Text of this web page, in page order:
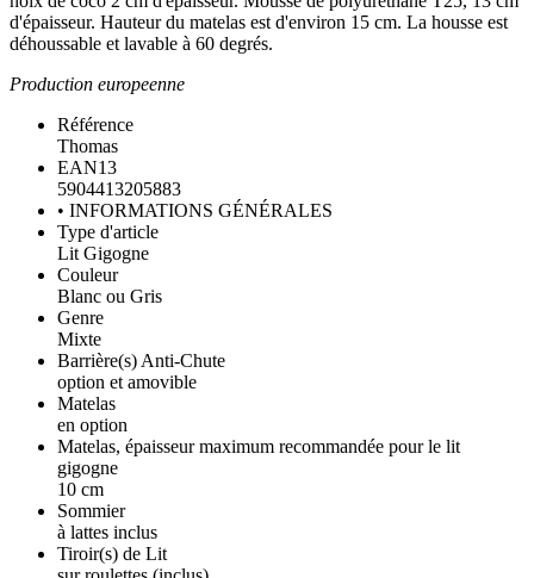
d'épaisseur. Hauteur du matelas est d'environ 15 cm. La housse est
déhoussable et lavable à 60 degrés.
Production europeenne
Référence
Thomas
EAN13
5904413205883
• INFORMATIONS GÉNÉRALES
Type d'article
Lit Gigogne
Couleur
Blanc ou Gris
Genre
Mixte
Barrière(s) Anti-Chute
option et amovible
Matelas
en option
Matelas, épaisseur maximum recommandée pour le lit
gigogne
10 cm
Sommier
à lattes inclus
Tiroir(s) de Lit